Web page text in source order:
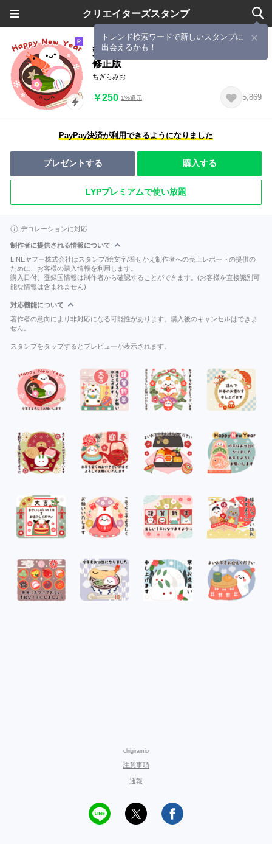
クリエイターズスタンプ
トレンド検索ワードで新しいスタンプに
出会えるかも！
飛び出す大人のマナー年賀状&お正月/
修正版
ちぎらみお
￥250 1%還元 5,869
PayPay決済が利用できるようになりました
プレゼントする 購入する
LYPプレミアムで使い放題
デコレーションに対応
制作者に提供される情報について
LINEヤフー株式会社はスタンプ/絵文字/着せかえ制作者への売上レポートの提供の
ために、お客様の購入情報を利用します。
購入日付、登録国情報は制作者から確認することができます。(お客様を直接識別可
能な情報は含まれません)
対応機能について
著作者の意向により非対応になる可能性があります。購入後のキャンセルはできま
せん。
スタンプをタップするとプレビューが表示されます。
chigiramio
注意事項
通報